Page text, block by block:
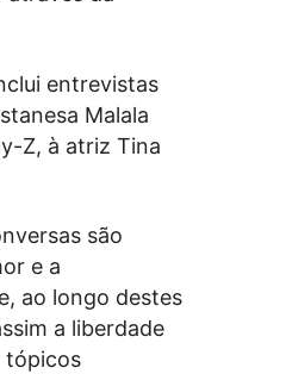
entrevistas
Malala
Z, à atriz Tina
são
e a
ao longo destes
a liberdade
tópicos